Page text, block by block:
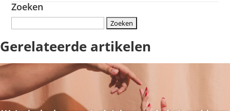
Zoeken
Gerelateerde artikelen